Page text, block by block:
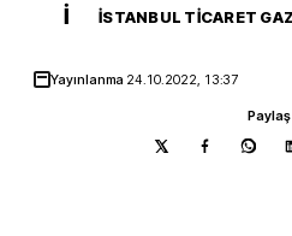
İ İSTANBUL TICARET
Yayınlanma 24.10.2022, 13:37
Paylaş